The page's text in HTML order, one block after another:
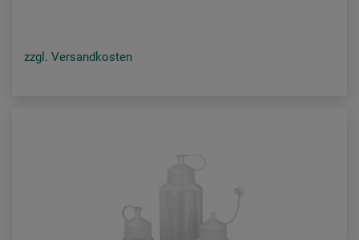
zzgl. Versandkosten